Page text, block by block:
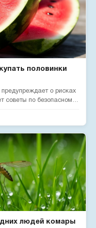
половинки
предупреждает о рисках
советы по безопасному
людей комары